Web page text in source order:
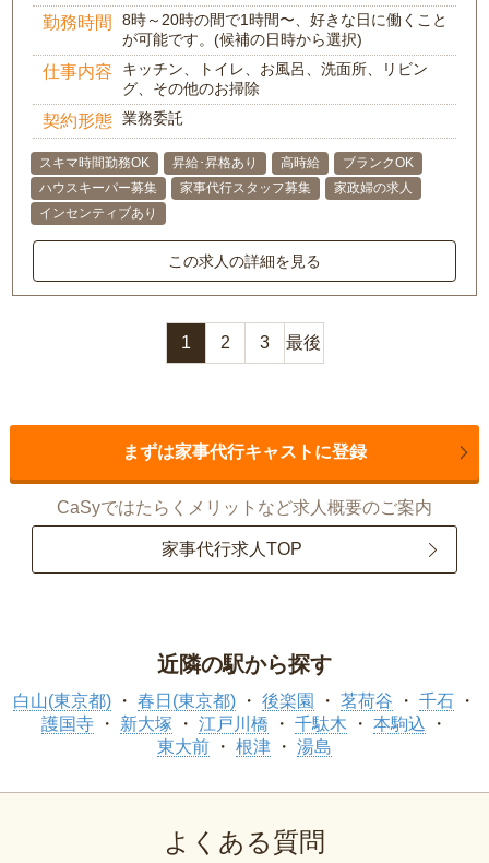
勤務時間
8時～20時の間で1時間〜、好きな日に働くこと
が可能です。(候補の日時から選択)
仕事内容
キッチン、トイレ、お風呂、洗面所、リビン
グ、その他のお掃除
契約形態 業務委託
スキマ時間勤務OK 昇給･昇格あり 高時給
ブランクOK
ハウスキーパー募集
家事代行スタッフ募集
家政婦の求人
インセンティブあり
この求人の詳細を見る
1 2 3 最後
まずは家事代行キャストに登録
CaSyではたらくメリットなど求人概要のご案内
家事代行求人TOP
近隣の駅から探す
白山(東京都) 春日(東京都) 後楽園 茗荷谷
千石
護国寺
新大塚 江戸川橋 千駄木
本駒込
東大前
根津 湯島
よくある質問